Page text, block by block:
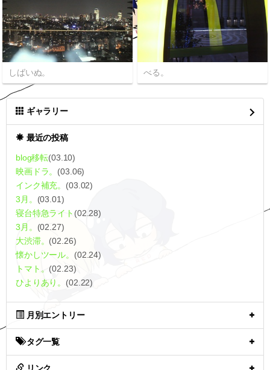
しばいぬ。 べる。
ギャラリー
最近の投稿
blog移転(03.10)
映画ドラ。 (03.06)
インク補充。 (03.02)
3月。 (03.01)
寝台特急ライト (02.28)
3月。 (02.27)
大渋滞。 (02.26)
懐かしツール。 (02.24)
トマト。 (02.23)
ひよりあり。 (02.22)
月別エントリー
タグ一覧